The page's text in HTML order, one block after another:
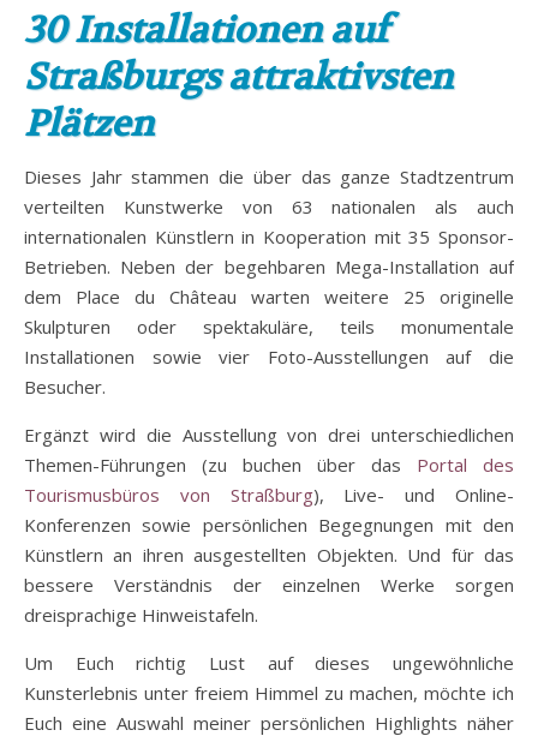
30 Installationen auf
Straßburgs attraktivsten
Plätzen
Dieses Jahr stammen die über das ganze Stadtzentrum
verteilten Kunstwerke von 63 nationalen als auch
internationalen Künstlern in Kooperation mit 35 Sponsor-
Betrieben. Neben der begehbaren Mega-Installation auf
dem Place du Château warten weitere 25 originelle
Skulpturen oder spektakuläre, teils monumentale
Installationen sowie vier Foto-Ausstellungen auf die
Besucher.
Ergänzt wird die Ausstellung von drei unterschiedlichen
Themen-Führungen (zu buchen über das Portal des
Tourismusbüros von Straßburg), Live- und Online-
Konferenzen sowie persönlichen Begegnungen mit den
Künstlern an ihren ausgestellten Objekten. Und für das
bessere Verständnis der einzelnen Werke sorgen
dreisprachige Hinweistafeln.
Um Euch richtig Lust auf dieses ungewöhnliche
Kunsterlebnis unter freiem Himmel zu machen, möchte ich
Euch eine Auswahl meiner persönlichen Highlights näher